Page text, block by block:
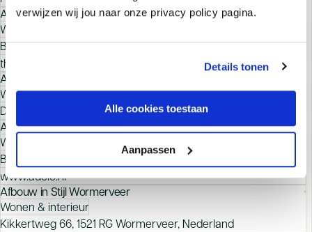
verwijzen wij jou naar onze privacy policy pagina.
Details tonen
Alle cookies toestaan
Aanpassen
Ad Koremans Woning- en Projectinrichting B.V.
Wonen & interieur
Bovendijk 12, 2295 RZ Kwintsheul, Nederland
thuisin.nl/winkels/koremans-kwintsheul
Adaja Vlok Interieurdesign
Wonen & interieur
Dissel 9, 3401 EA IJsselstein, Nederland
ADCIO Carpets in- and outdoor
Wonen & interieur
Brabantlaan 3, 5133 CV Riel, Nederland
www.adcio.nl
Afbouw in Stijl Wormerveer
Wonen & interieur
Kikkertweg 66, 1521 RG Wormerveer, Nederland